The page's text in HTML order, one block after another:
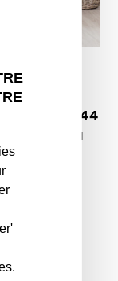
?
02 99 26 44
de 13h30 à
À